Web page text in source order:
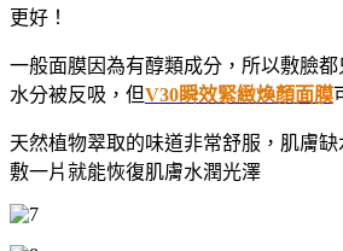
更好！
一般面膜因為有醇類成分，所以敷臉都
水分被反吸，但V30瞬效緊緻煥顏面膜
天然植物翠取的味道非常舒服，肌膚
敷一片就能恢復肌膚水潤光澤